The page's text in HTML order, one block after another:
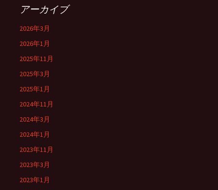
アーカイブ
2026年3月
2026年1月
2025年11月
2025年3月
2025年1月
2024年11月
2024年3月
2024年1月
2023年11月
2023年3月
2023年1月